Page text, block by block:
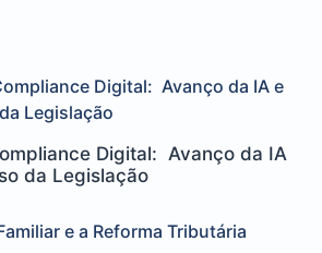
Digital: Avanço da IA
da Legislação